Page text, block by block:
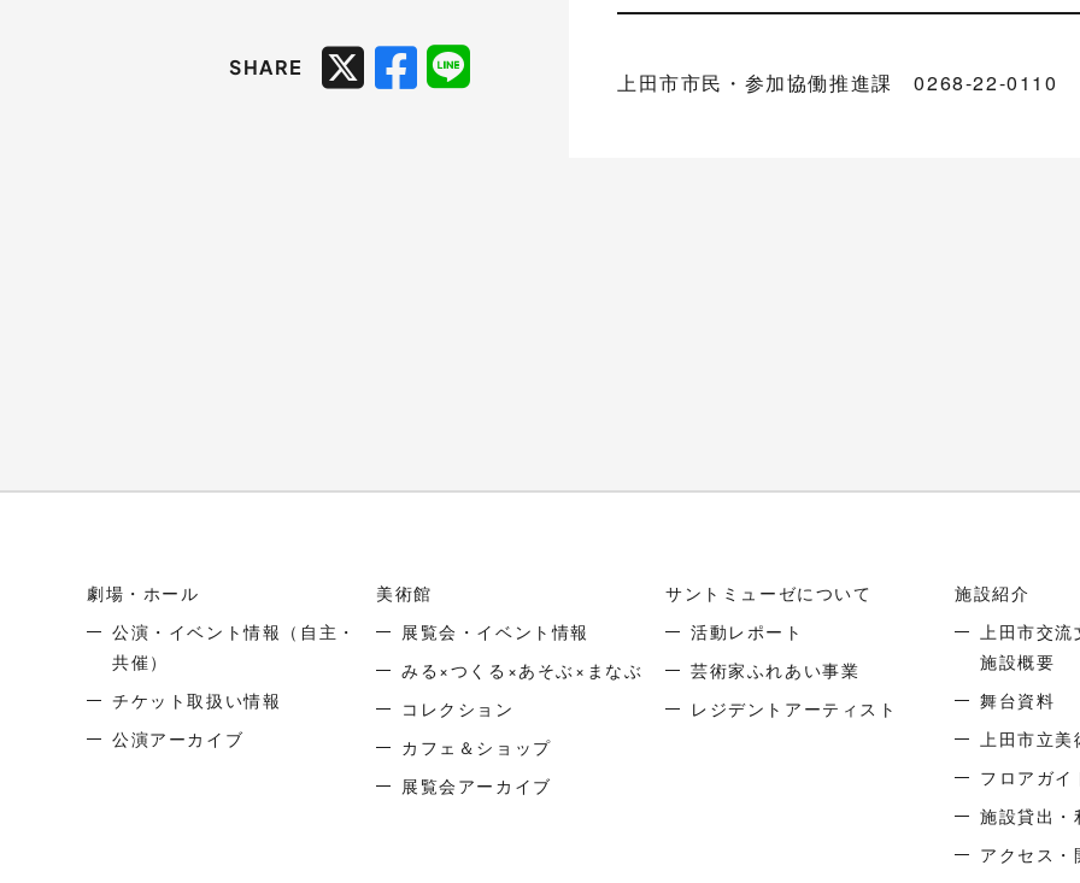
SHARE
上田市市民・参加協働推進課 0268-22-0110
劇場・ホール
公演・イベント情報 （自主・
共催）
チケット取扱い情報
公演アーカイブ
美術館
展覧会・イベント情報
みる×つくる×あそぶ×まなぶ
コレクション
カフェ＆ショップ
展覧会アーカイブ
サントミューゼについて
活動レポート
芸術家ふれあい事業
レジデントアーティスト
施設紹介
上田市交
施設概要
舞台資料
上田市立
フロアガイ
施設貸出・
アクセス・